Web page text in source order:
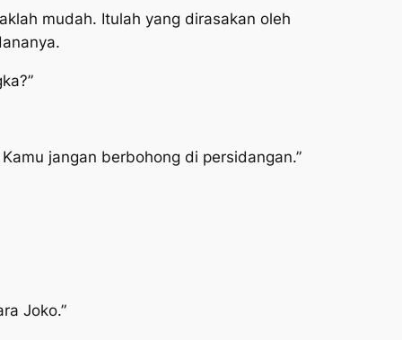
mudah. Itulah yang dirasakan oleh
jangan berbohong di persidangan.”
Joko.”